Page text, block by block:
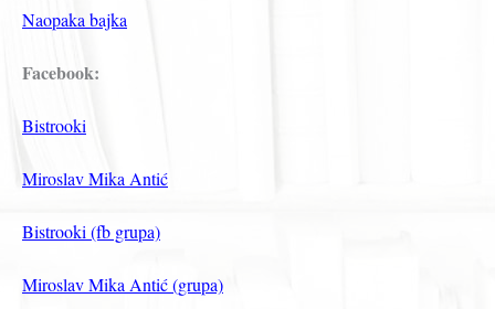
Naopaka bajka
Facebook:
Bistrooki
Miroslav Mika Antić
Bistrooki (fb grupa)
Miroslav Mika Antić (grupa)